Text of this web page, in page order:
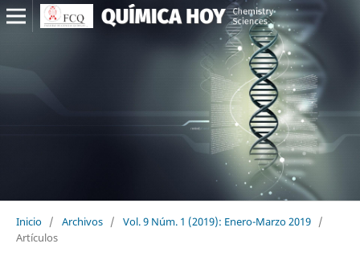
Inicio / Archivos / Vol. 9 Núm. 1 (2019): Enero-Marzo 2019 /
Artículos